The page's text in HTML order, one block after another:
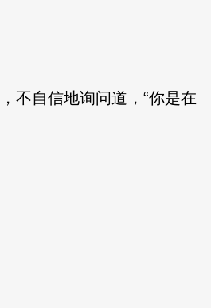
不自信地询问道，“你是在